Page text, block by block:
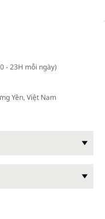
- 23H mỗi ngày)
Yên, Việt Nam